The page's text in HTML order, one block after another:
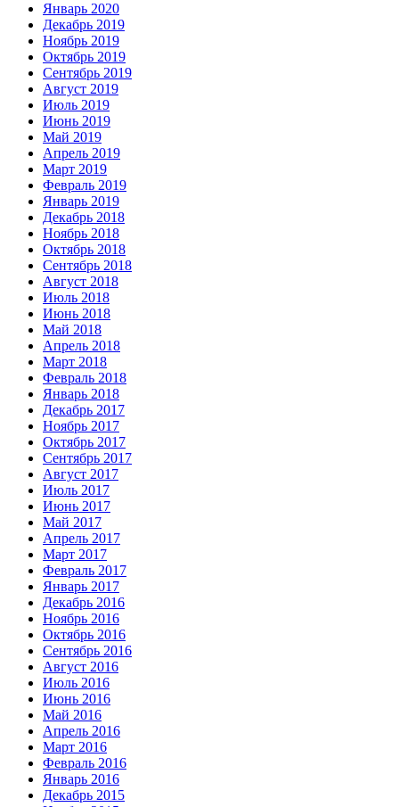
Январь 2020
Декабрь 2019
Ноябрь 2019
Октябрь 2019
Сентябрь 2019
Август 2019
Июль 2019
Июнь 2019
Май 2019
Апрель 2019
Март 2019
Февраль 2019
Январь 2019
Декабрь 2018
Ноябрь 2018
Октябрь 2018
Сентябрь 2018
Август 2018
Июль 2018
Июнь 2018
Май 2018
Апрель 2018
Март 2018
Февраль 2018
Январь 2018
Декабрь 2017
Ноябрь 2017
Октябрь 2017
Сентябрь 2017
Август 2017
Июль 2017
Июнь 2017
Май 2017
Апрель 2017
Март 2017
Февраль 2017
Январь 2017
Декабрь 2016
Ноябрь 2016
Октябрь 2016
Сентябрь 2016
Август 2016
Июль 2016
Июнь 2016
Май 2016
Апрель 2016
Март 2016
Февраль 2016
Январь 2016
Декабрь 2015